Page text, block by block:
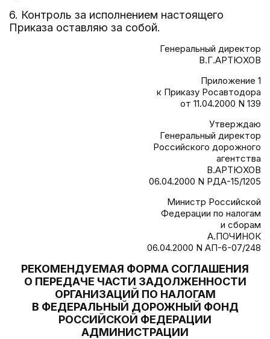
6. Контроль за исполнением настоящего
Приказа оставляю за собой.
Генеральный директор
В.Г.АРТЮХОВ
Приложение 1
к Приказу Росавтодора
от 11.04.2000 N 139
Утверждаю
Генеральный директор
Российского дорожного
агентства
В.АРТЮХОВ
06.04.2000 N РДА-15/1205
Министр Российской
Федерации по налогам
и сборам
А.ПОЧИНОК
06.04.2000 N АП-6-07/248
РЕКОМЕНДУЕМАЯ ФОРМА СОГЛАШЕНИЯ
О ПЕРЕДАЧЕ ЧАСТИ ЗАДОЛЖЕННОСТИ
ОРГАНИЗАЦИЙ ПО НАЛОГАМ
В ФЕДЕРАЛЬНЫЙ ДОРОЖНЫЙ ФОНД
РОССИЙСКОЙ ФЕДЕРАЦИИ
АДМИНИСТРАЦИИ